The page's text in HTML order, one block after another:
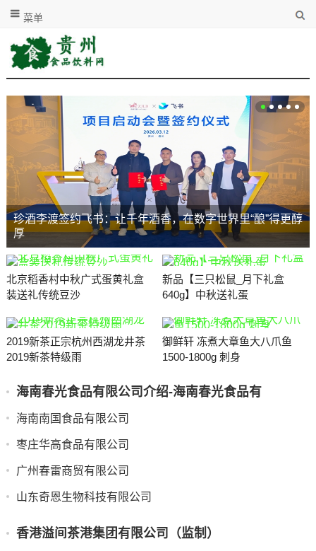
菜单
珍酒李渡签约飞书：让千年酒香，在数字世界里“酿”得更醇
厚
北京稻香村中秋广式蛋黄礼盒
装送礼传统豆沙
新品【三只松鼠_月下礼盒
640g】中秋送礼蛋
2019新茶正宗杭州西湖龙井茶
2019新茶特级雨
御鲜轩 冻煮大章鱼大八爪鱼
1500-1800g 刺身
海南春光食品有限公司介绍-海南春光食品有
海南南国食品有限公司
枣庄华高食品有限公司
广州春雷商贸有限公司
山东奇恩生物科技有限公司
香港溢间茶港集团有限公司（监制）